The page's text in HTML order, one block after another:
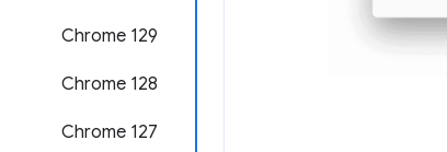
Chrome 129
‫Chrome 128
‫Chrome 127